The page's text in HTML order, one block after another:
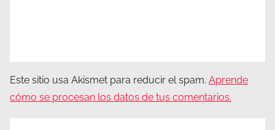
Este sitio usa Akismet para reducir el spam. Aprende
cómo se procesan los datos de tus comentarios.